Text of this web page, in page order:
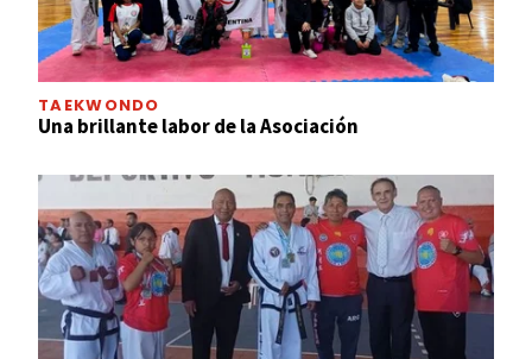
TAEKWONDO
Una brillante labor de la Asociación